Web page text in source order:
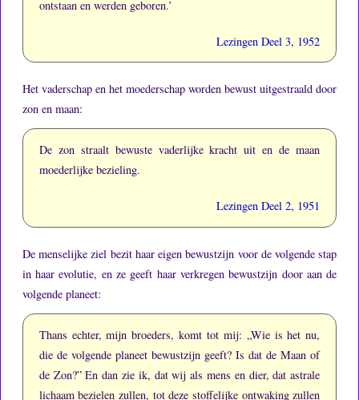
ontstaan en werden geboren.’
Lezingen Deel 3, 1952
Het vaderschap en het moederschap worden bewust uitgestraald door
zon en maan:
De zon straalt bewuste vaderlijke kracht uit en de maan
moederlijke bezieling.
Lezingen Deel 2, 1951
De menselijke ziel bezit haar eigen bewustzijn voor de volgende stap
in haar evolutie, en ze geeft haar verkregen bewustzijn door aan de
volgende planeet:
Thans echter, mijn broeders, komt tot mij: „Wie is het nu,
die de volgende planeet bewustzijn geeft?Is dat de Maan of
de Zon?”En dan zie ik, dat wij als mens en dier, dat astrale
lichaam bezielen zullen, tot deze stoffelijke ontwaking zullen